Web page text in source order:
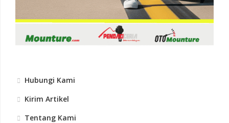
Hubungi Kami
Kirim Artikel
Tentang Kami